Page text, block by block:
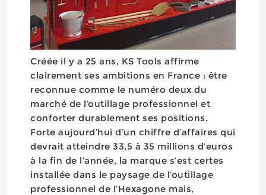
Créée il y a 25 ans, KS Tools affirme
clairement ses ambitions en France : être
reconnue comme le numéro deux du
marché de l’outillage professionnel et
conforter durablement ses positions.
Forte aujourd’hui d’un chiffre d’affaires qui
devrait atteindre 33,5 à 35 millions d’euros
à la fin de l’année, la marque s’est certes
installée dans le paysage de l’outillage
professionnel de l’Hexagone mais,